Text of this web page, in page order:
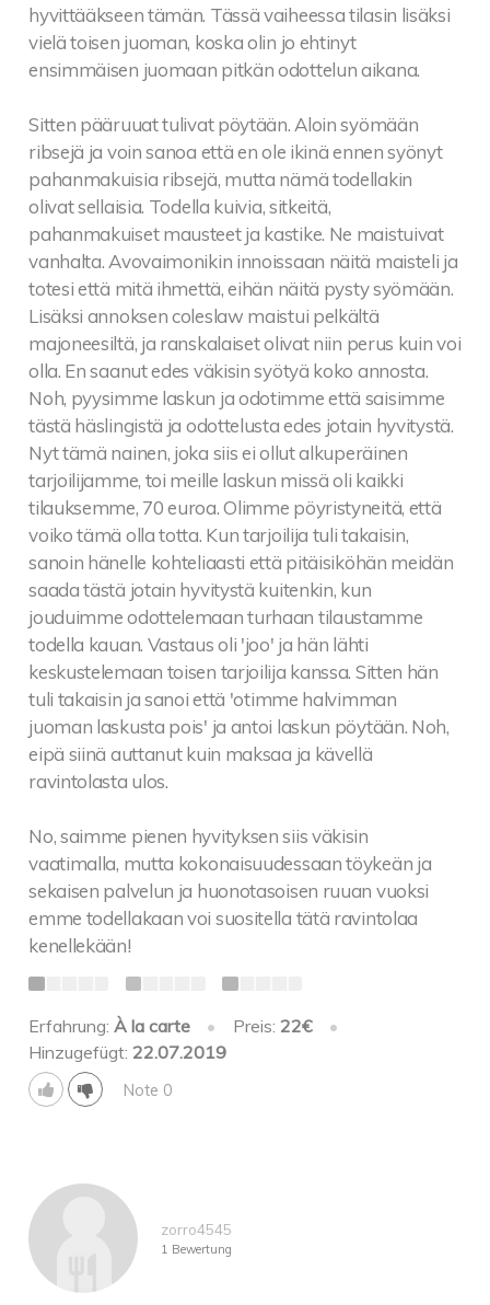
hyvittääkseen tämän. Tässä vaiheessa tilasin lisäksi
vielä toisen juoman, koska olin jo ehtinyt
ensimmäisen juomaan pitkän odottelun aikana.
Sitten pääruuat tulivat pöytään. Aloin syömään
ribsejä ja voin sanoa että en ole ikinä ennen syönyt
pahanmakuisia ribsejä, mutta nämä todellakin
olivat sellaisia. Todella kuivia, sitkeitä,
pahanmakuiset mausteet ja kastike. Ne maistuivat
vanhalta. Avovaimonikin innoissaan näitä maisteli ja
totesi että mitä ihmettä, eihän näitä pysty syömään.
Lisäksi annoksen coleslaw maistui pelkältä
majoneesiltä, ja ranskalaiset olivat niin perus kuin voi
olla. En saanut edes väkisin syötyä koko annosta.
Noh, pyysimme laskun ja odotimme että saisimme
tästä häslingistä ja odottelusta edes jotain hyvitystä.
Nyt tämä nainen, joka siis ei ollut alkuperäinen
tarjoilijamme, toi meille laskun missä oli kaikki
tilauksemme, 70 euroa. Olimme pöyristyneitä, että
voiko tämä olla totta. Kun tarjoilija tuli takaisin,
sanoin hänelle kohteliaasti että pitäisiköhän meidän
saada tästä jotain hyvitystä kuitenkin, kun
jouduimme odottelemaan turhaan tilaustamme
todella kauan. Vastaus oli 'joo' ja hän lähti
keskustelemaan toisen tarjoilija kanssa. Sitten hän
tuli takaisin ja sanoi että 'otimme halvimman
juoman laskusta pois' ja antoi laskun pöytään. Noh,
eipä siinä auttanut kuin maksaa ja kävellä
ravintolasta ulos.
No, saimme pienen hyvityksen siis väkisin
vaatimalla, mutta kokonaisuudessaan töykeän ja
sekaisen palvelun ja huonotasoisen ruuan vuoksi
emme todellakaan voi suositella tätä ravintolaa
kenellekään!
Erfahrung:À la carte • Preis: 22€
•
Hinzugefügt: 22.07.2019
Note 0
zorro4545
1 Bewertung